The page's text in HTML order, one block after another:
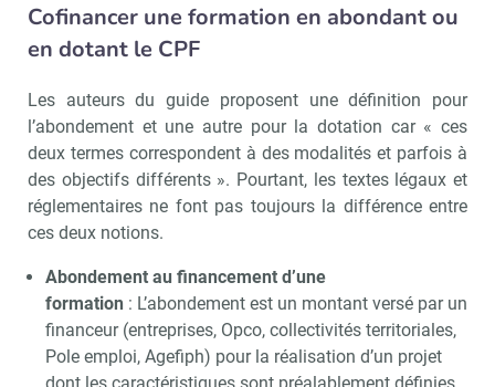
Cofinancer une formation en abondant ou
en dotant le CPF
Les auteurs du guide proposent une définition pour
l’abondement et une autre pour la dotation car « ces
deux termes correspondent à des modalités et parfois à
des objectifs différents ». Pourtant, les textes légaux et
réglementaires ne font pas toujours la différence entre
ces deux notions.
Abondement au financement d’une
formation : L’abondement est un montant versé par un
financeur (entreprises, Opco, collectivités territoriales,
Pole emploi, Agefiph) pour la réalisation d’un projet
Recevoir CSE MatinAbonnez-